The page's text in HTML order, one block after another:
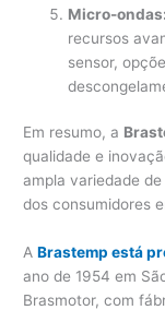
Micro-ondas:
recursos
sensor,
Em resumo, a
qualidade e
ampla variedade
dos consumidores
ABrastemp está
ano de 1954 em
Brasmotor, com